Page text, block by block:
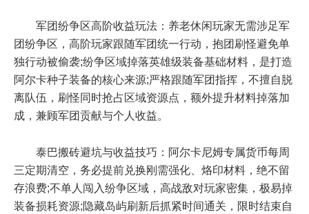
军团纷争区高阶收益玩法：养老休闲玩家无需涉足军
团纷争区，高阶玩家跟随军团统一行动，抱团刷怪避免单
独行动被偷袭;纷争区域掉落英雄级装备基础材料，是打造
阿尔卡种子装备的核心来源;严格跟随军团指挥，不擅自脱
离队伍，刷怪同时抢占区域资源点，额外提升材料掉落加
成，兼顾军团贡献与个人收益。
泰巴搬砖避坑与收益技巧：阿尔卡尼姆专属货币每周
三定期清空，务必提前兑换刚需强化、烙印材料，绝不留
存浪费;不单人闯入纷争区域，高战敌对玩家密集，极易掉
装备损耗资源;隐藏岛屿刷新后抓紧时间通关，限时结束自